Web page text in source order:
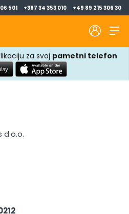
501 +387 34 353 010 +49 89 215 306 30
za svoj pametni telefon
d.o.o.